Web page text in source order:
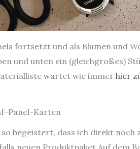
fortsetzt und als Blumen und
und unten ein (gleichgroßes)
wartet wie immer hier
Panel-Karten
begeistert, dass ich direkt